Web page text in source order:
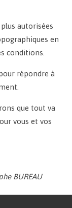
autorisées
en
conditions.
répondre à
que tout va
vous et vos
BUREAU